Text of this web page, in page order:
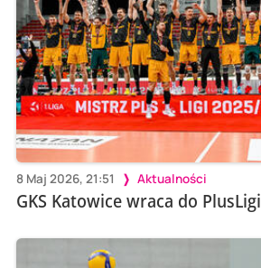
8 Maj 2026, 21:51 Aktualności
GKS Katowice wraca do PlusLigi